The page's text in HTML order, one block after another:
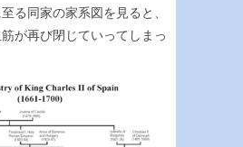
る同家の家系図を見ると、
が再び閉じていってしまっ